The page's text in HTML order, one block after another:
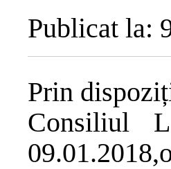
Publicat la:
Prin
Consiliul